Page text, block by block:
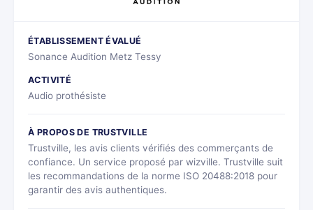
ÉTABLISSEMENT ÉVALUÉ
Sonance Audition Metz Tessy
ACTIVITÉ
Audio prothésiste
À PROPOS DE TRUSTVILLE
Trustville, les avis clients vérifiés des commerçants de
confiance. Un service proposé par wizville. Trustville suit
les recommandations de la norme ISO 20488:2018 pour
garantir des avis authentiques.